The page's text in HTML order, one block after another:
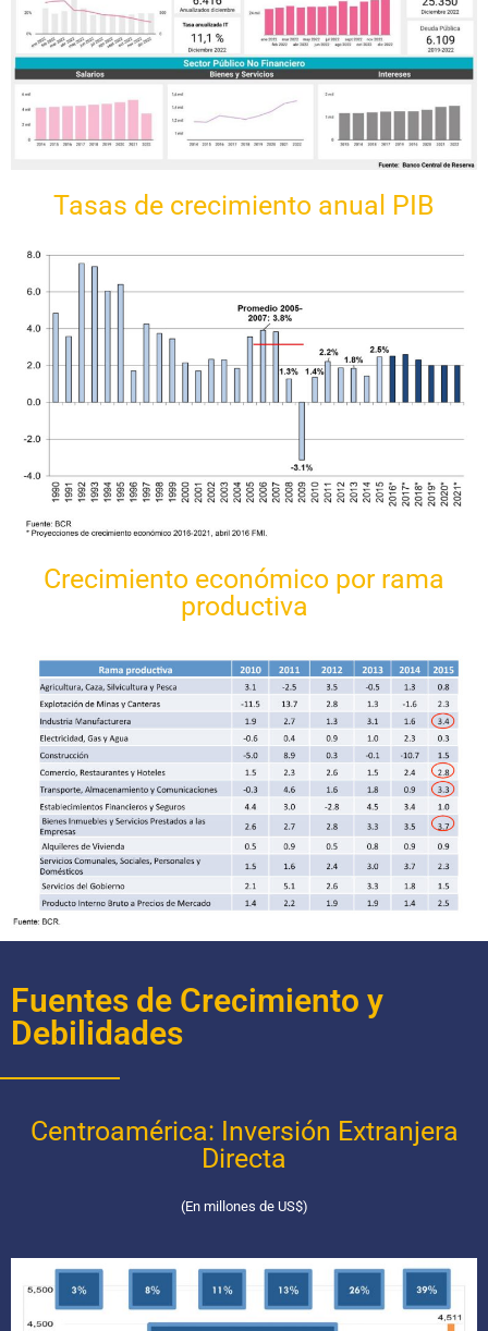
Tasas de crecimiento anual PIB
Crecimiento económico por rama
productiva
Fuentes de Crecimiento y
Debilidades
Centroamérica: Inversión Extranjera
Directa
(En millones de US$)